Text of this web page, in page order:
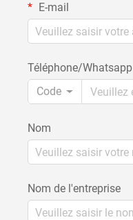
E-mail
Téléphone/Whatsapp
Code
Nom
Nom de l'entreprise